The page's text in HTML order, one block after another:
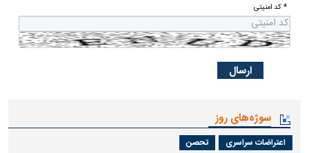
* کد امنیتی
سوژه‌های روز
اعتراضات سراسری تحصن